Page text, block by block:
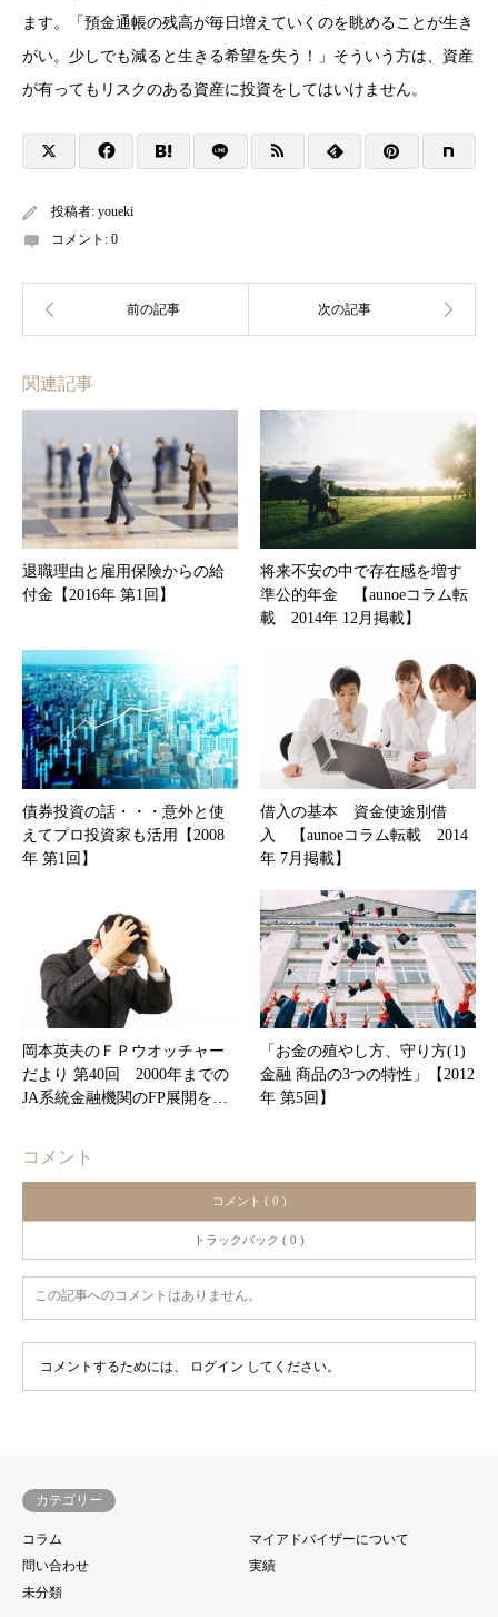
ます。「預金通帳の残高が毎日増えていくのを眺めることが生き
がい。少しでも減ると生きる希望を失う！」そういう方は、資産
が有ってもリスクのある資産に投資をしてはいけません。
投稿者: youeki
コメント: 0
関連記事
退職理由と雇用保険からの給
付金【2016年 第1回】
将来不安の中で存在感を増す
準公的年金 【aunoeコラム転
載 2014年 12月掲載】
債券投資の話・・・意外と使
えてプロ投資家も活用【2008
年 第1回】
借入の基本 資金使途別借
入 【aunoeコラム転載 2014
年 7月掲載】
岡本英夫のＦＰウオッチャー
だより 第40回 2000年までの
JA系統金融機関のFP展開を…
「お金の殖やし方、守り方(1)
金融 商品の3つの特性」【2012
年 第5回】
コメント
コメント ( 0 )
トラックバック ( 0 )
この記事へのコメントはありません。
コメントするためには、 ログイン してください。
カテゴリー
コラム
マイアドバイザーについて
問い合わせ
実績
未分類